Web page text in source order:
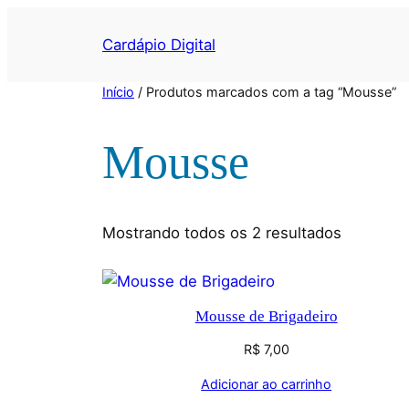
Cardápio Digital
Início / Produtos marcados com a tag “Mousse”
Mousse
Mostrando todos os 2 resultados
Mousse de Brigadeiro
R$7,00
Adicionar ao carrinho